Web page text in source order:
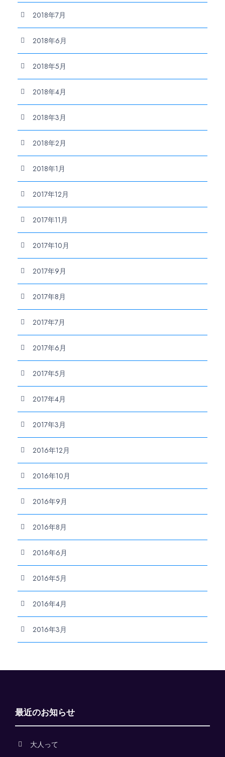
2018年7月
2018年6月
2018年5月
2018年4月
2018年3月
2018年2月
2018年1月
2017年12月
2017年11月
2017年10月
2017年9月
2017年8月
2017年7月
2017年6月
2017年5月
2017年4月
2017年3月
2016年12月
2016年10月
2016年9月
2016年8月
2016年6月
2016年5月
2016年4月
2016年3月
最近のお知らせ
大人って